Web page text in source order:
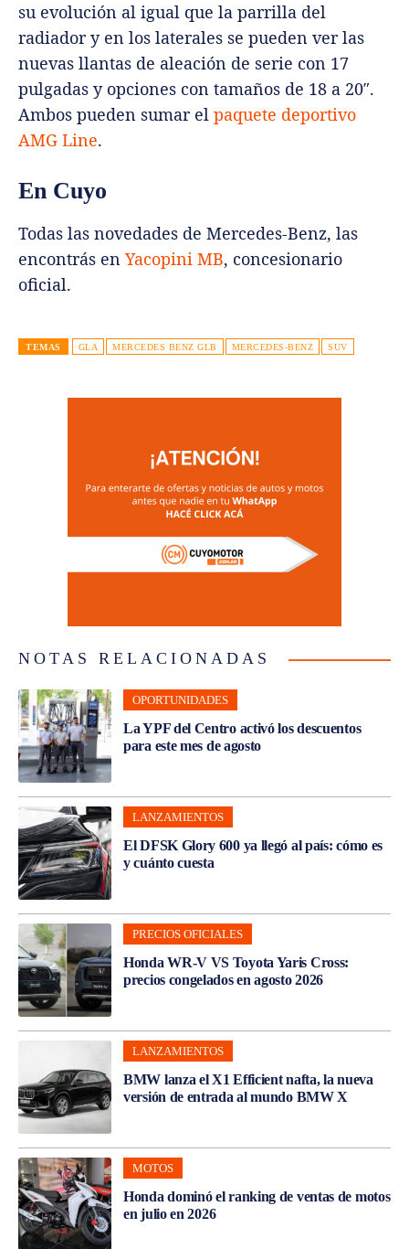
su evolución al igual que la parrilla del
radiador y en los laterales se pueden ver las
nuevas llantas de aleación de serie con 17
pulgadas y opciones con tamaños de 18 a 20″.
Ambos pueden sumar el paquete deportivo
AMG Line.
En Cuyo
Todas las novedades de Mercedes-Benz, las
encontrás en Yacopini MB, concesionario
oficial.
TEMAS GLA MERCEDES BENZ GLB MERCEDES-BENZ SUV
NOTAS RELACIONADAS
OPORTUNIDADES
La YPF del Centro activó los descuentos
para este mes de agosto
LANZAMIENTOS
El DFSK Glory 600 ya llegó al país: cómo es
y cuánto cuesta
PRECIOS OFICIALES
Honda WR-V VS Toyota Yaris Cross:
precios congelados en agosto 2026
LANZAMIENTOS
BMW lanza el X1 Efficient nafta, la nueva
versión de entrada al mundo BMW X
MOTOS
Honda dominó el ranking de ventas de motos
en julio en 2026